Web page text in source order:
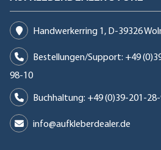
Handwerkerring 1, D-39326
Bestellungen/Support: +49
98-10
Buchhaltung: +49 (0)39-201-
info@aufkleberdealer.de